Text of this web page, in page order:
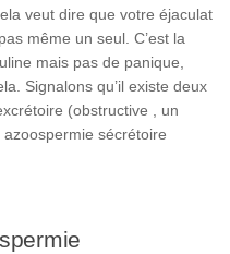
veut dire que votre éjaculat
même un seul. C’est la
mais pas de panique,
Signalons qu’il existe deux
(obstructive , un
sécrétoire